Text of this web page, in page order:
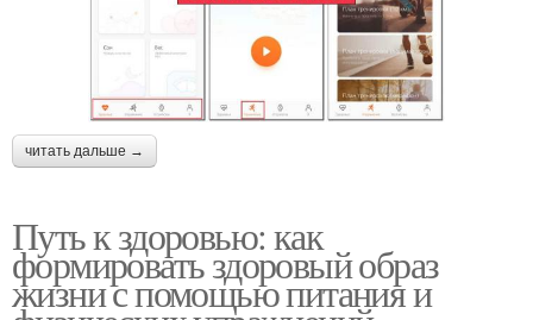
читать дальше →
Путь к здоровью: как
формировать здоровый образ
жизни с помощью питания и